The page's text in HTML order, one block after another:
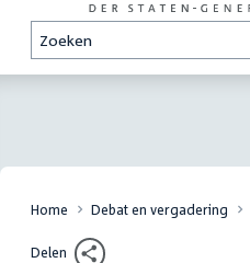
Zoeken
Home Debat en vergadering
Delen